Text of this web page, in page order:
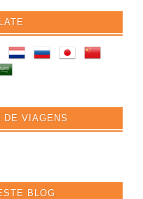
DE VIAGENS
BLOG